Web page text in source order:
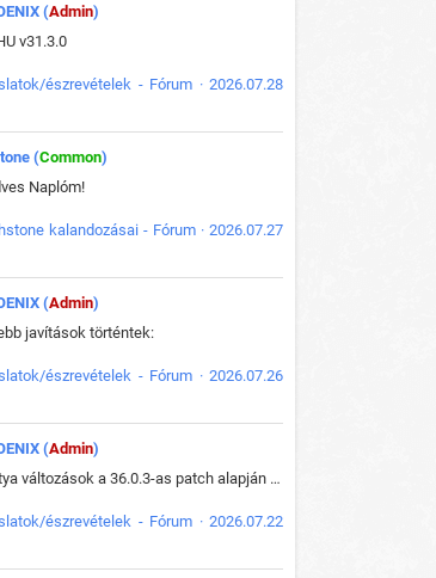
(Admin)
v31.3.0
észrevételek - Fórum · 2026.07.28
(Common)
Naplóm!
kalandozásai - Fórum · 2026.07.27
(Admin)
javítások történtek:
észrevételek - Fórum · 2026.07.26
(Admin)
Kártya változások a 36.0.3-as patch alapján frissítve az adatbázisban (képek is cserélve).
észrevételek - Fórum · 2026.07.22